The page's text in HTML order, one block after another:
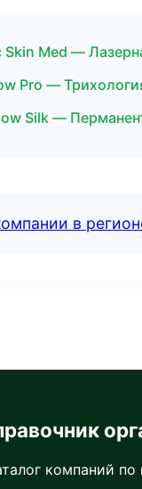
Skin Med —
Pro —
Silk —
в
компаний по